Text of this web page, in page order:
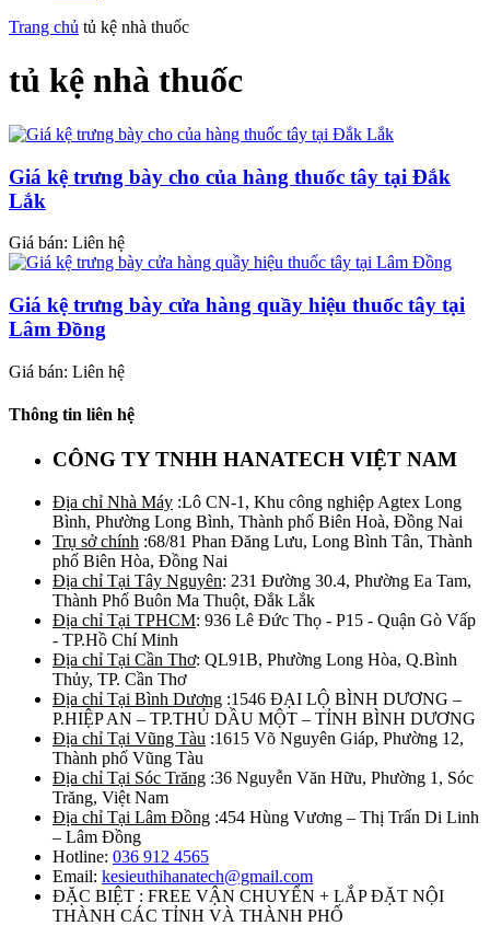
Trang chủ tủ kệ nhà thuốc
tủ kệ nhà thuốc
Giá kệ trưng bày cho của hàng thuốc tây tại Đắk
Lắk
Giá bán: Liên hệ
Giá kệ trưng bày cửa hàng quầy hiệu thuốc tây tại
Lâm Đồng
Giá bán: Liên hệ
Thông tin liên hệ
CÔNG TY TNHH HANATECH VIỆT NAM
Địa chỉ Nhà Máy :Lô CN-1, Khu công nghiệp Agtex Long
Bình, Phường Long Bình, Thành phố Biên Hoà, Đồng Nai
Trụ sở chính :68/81 Phan Đăng Lưu, Long Bình Tân, Thành
phố Biên Hòa, Đồng Nai
Địa chỉ Tại Tây Nguyên: 231 Đường 30.4, Phường Ea Tam,
Thành Phố Buôn Ma Thuột, Đắk Lắk
Địa chỉ Tại TPHCM: 936 Lê Đức Thọ - P15 - Quận Gò Vấp
- TP.Hồ Chí Minh
Địa chỉ Tại Cần Thơ: QL91B, Phường Long Hòa, Q.Bình
Thủy, TP. Cần Thơ
Địa chỉ Tại Bình Dương :1546 ĐẠI LỘ BÌNH DƯƠNG –
P.HIỆP AN – TP.THỦ DẦU MỘT – TỈNH BÌNH DƯƠNG
Địa chỉ Tại Vũng Tàu :1615 Võ Nguyên Giáp, Phường 12,
Thành phố Vũng Tàu
Địa chỉ Tại Sóc Trăng :36 Nguyễn Văn Hữu, Phường 1, Sóc
Trăng, Việt Nam
Địa chỉ Tại Lâm Đồng :454 Hùng Vương – Thị Trấn Di Linh
– Lâm Đồng
Hotline: 036 912 4565
Email: kesieuthihanatech@gmail.com
ĐẶC BIỆT : FREE VẬN CHUYỂN + LẮP ĐẶT NỘI
THÀNH CÁC TỈNH VÀ THÀNH PHỐ